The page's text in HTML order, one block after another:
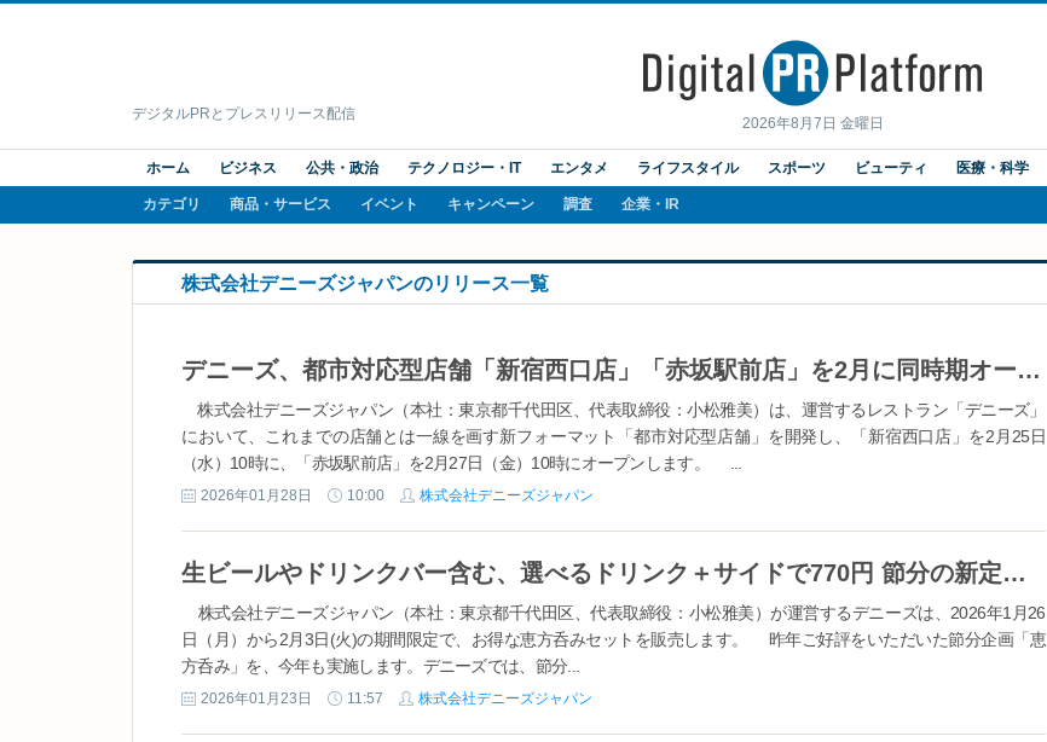
2026年8月7日 金曜日
デジタルPRとプレスリリース配信
ホーム ビジネス 公共・政治 テクノロジー・IT エンタメ ライフスタイル スポーツ ビューティ 医療・科学
カテゴリ 商品・サービス イベント キャンペーン 調査 企業・IR
株式会社デニーズジャパンのリリース一覧
デニーズ、都市対応型店舗「新宿西口店」「赤坂駅前店」を2月に同時期オープン ～利便性を重視し快適な空間を確保、都市型ライフスタイルのニーズに応える新フォーマット～
株式会社デニーズジャパン（本社：東京都千代田区、代表取締役：小松雅美）は、運営するレストラン「デニーズ」
において、これまでの店舗とは一線を画す新フォーマット「都市対応型店舗」を開発し、「新宿西口店」を2月25日
（水）10時に、「赤坂駅前店」を2月27日（金）10時にオープンします。 ...
2026年01月28日 10:00 株式会社デニーズジャパン
生ビールやドリンクバー含む、選べるドリンク＋サイドで770円 節分の新定番「恵方呑み」今年もデニーズで 1/26（月）～2/3（火）期間限定で開催
株式会社デニーズジャパン（本社：東京都千代田区、代表取締役：小松雅美）が運営するデニーズは、2026年1月26
日（月）から2月3日(火)の期間限定で、お得な恵方呑みセットを販売します。 昨年ご好評をいただいた節分企画「恵
方呑み」を、今年も実施します。デニーズでは、節分...
2026年01月23日 11:57 株式会社デニーズジャパン